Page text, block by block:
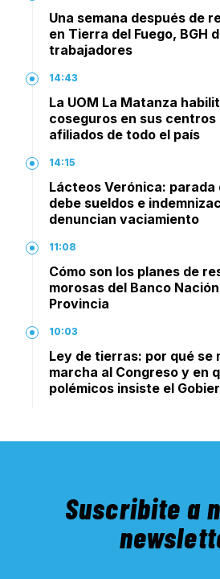
Una semana después de
en Tierra del Fuego, BGH
trabajadores
14:43
La UOM La Matanza
coseguros en sus centros
afiliados de todo el país
14:15
Lácteos Verónica: parada
debe sueldos e
denuncian vaciamiento
11:08
Cómo son los planes de
morosas del Banco
Provincia
10:03
Ley de tierras: por qué se
marcha al Congreso y en
polémicos insiste el
Suscribite a